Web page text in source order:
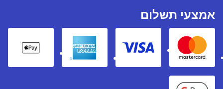
אמצעי תשלום
Mastercard
Visa
American express
Pay